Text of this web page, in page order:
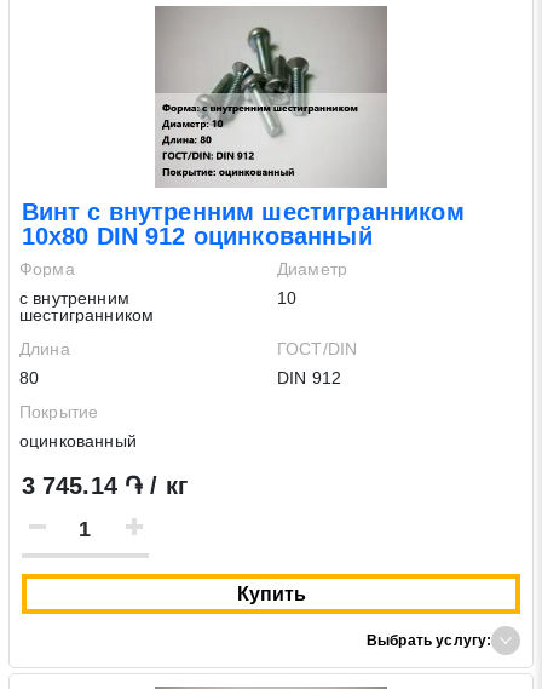
Винт с внутренним шестигранником
10х80 DIN 912 оцинкованный
Форма
с внутренним
шестигранником
Диаметр
10
Длина
80
ГОСТ/DIN
DIN 912
Покрытие
оцинкованный
3 745.14 ֏ / кг
Купить
Выбрать услугу: